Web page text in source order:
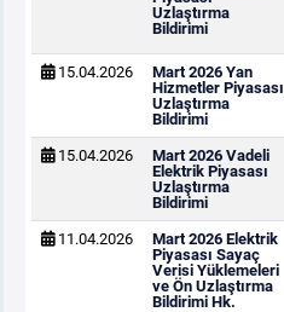
Uzlaştırma
Bildirimi
15.04.2026
Mart 2026 Yan
Hizmetler Piyasası
Uzlaştırma
Bildirimi
15.04.2026
Mart 2026 Vadeli
Elektrik Piyasası
Uzlaştırma
Bildirimi
11.04.2026
Mart 2026 Elektrik
Piyasası Sayaç
Verisi Yüklemeleri
ve Ön Uzlaştırma
Bildirimi Hk.